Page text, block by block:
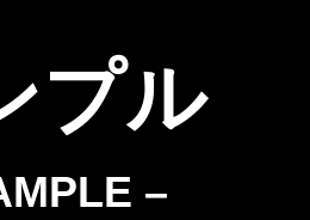
プル
–